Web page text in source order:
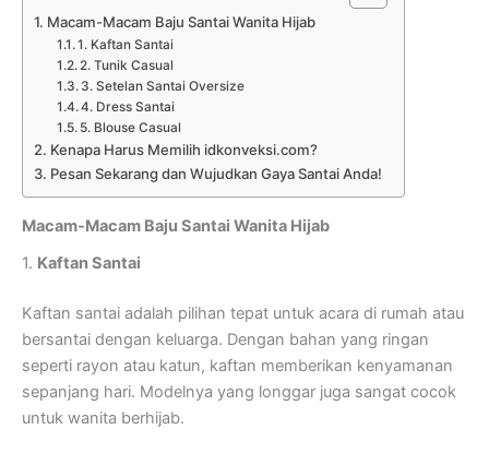
Macam-Macam Baju Santai Wanita Hijab
1. Kaftan Santai
2. Tunik Casual
3. Setelan Santai Oversize
4. Dress Santai
5. Blouse Casual
Kenapa Harus Memilih idkonveksi.com?
Pesan Sekarang dan Wujudkan Gaya Santai Anda!
Macam-Macam Baju Santai Wanita Hijab
1. Kaftan Santai
Kaftan santai adalah pilihan tepat untuk acara di rumah atau
bersantai dengan keluarga. Dengan bahan yang ringan
seperti rayon atau katun, kaftan memberikan kenyamanan
sepanjang hari. Modelnya yang longgar juga sangat cocok
untuk wanita berhijab.